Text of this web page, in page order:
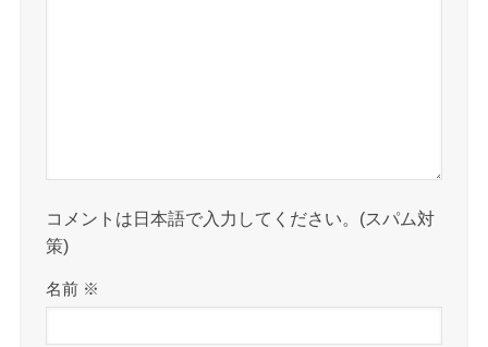
コメントは日本語で入力してください。(スパム対
策)
名前 ※